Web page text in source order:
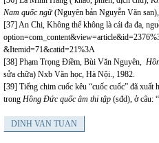
Nam quốc ngữ(Nguyên bản Nguyễn Văn
[37] An Chi, Không thể không là cái đa đa,
&Itemid=71&catid=21%3A
[38] Phạm Trọng Điềm, Bùi Văn Nguyên,
sửa chữa) Nxb Văn học, Hà Nội., 1982.
[39] Tiếng chim cuốc kêu “cuốc cuốc” đã xuất
trong Hồng Đức quốc âm thi tập (sđd), ở câu:
DINH VAN TUAN